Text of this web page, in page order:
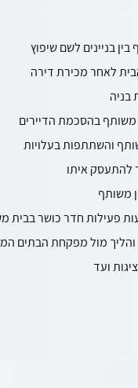
בניינים לשם שיפוץ
לאחר מכירת דירה
בניה
משותף בהסכמת הדיירים
והשתתפות בעלויות
להתעסק איתו
משותף
פעילות חדר כושר בבית
והליך מול מפקחת הבתים
ועד